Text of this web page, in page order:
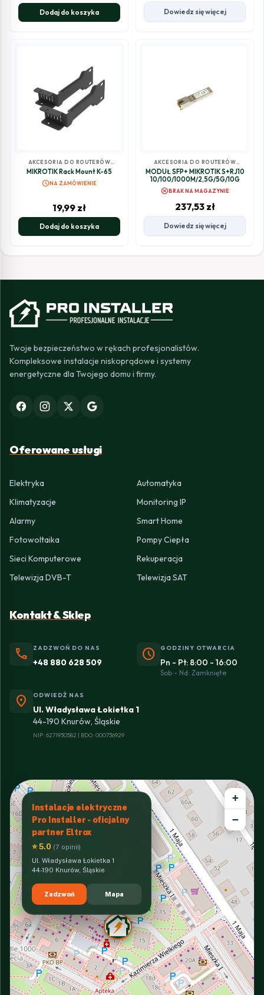
Dodaj do koszyka Dowiedz się więcej
AKCESORIA DO ROUTERÓW
MIKROTIK
MIKROTIK Rack Mount K-65
scheduleNA ZAMÓWIENIE
19,99 zł
Dodaj do koszyka
AKCESORIA DO ROUTERÓW
MIKROTIK
MODUŁ SFP+ MIKROTIK S+RJ10
10/100/1000M/2,5G/5G/10G
cancelBRAK NA MAGAZYNIE
237,53 zł
Dowiedz się więcej
Twoje bezpieczeństwo w rękach profesjonalistów.
Kompleksowe instalacje niskoprądowe i systemy
energetyczne dla Twojego domu i firmy.
Oferowane usługi
Elektryka
Automatyka
Klimatyzacje
Monitoring IP
Alarmy
Smart Home
Fotowoltaika
Pompy Ciepła
Sieci Komputerowe
Rekuperacja
Telewizja DVB-T
Telewizja SAT
Kontakt & Sklep
phone ZADZWOŃ DO NAS
+48 880 628 509 schedule GODZINY OTWARCIA
Pn - Pt: 8:00 - 16:00
Sob - Nd: Zamknięte
location_on ODWIEDŹ NAS
Ul. Władysława Łokietka 1
44-190 Knurów, Śląskie
NIP: 6271930582 | BDO: 000736929
Instalacje elektryczne
Pro Installer - oficjalny
partner Eltrox
⭐ 5.0 (7 opinii)
Ul. Władysława Łokietka 1
44-190 Knurów, Śląskie
Zadzwoń Mapa
+
−